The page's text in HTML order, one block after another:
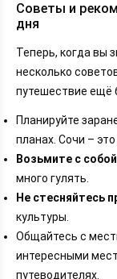
Советы и
дня
Теперь, когда вы
несколько
путешествие ещё
Планируйте
планах. Сочи –
Возьмите с
много гулять.
Не стесняйтесь
культуры.
Общайтесь с
интересными
путеводителях.